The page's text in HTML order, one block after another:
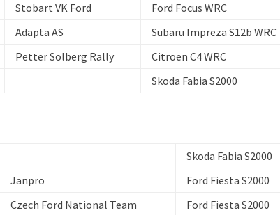
Stobart VK Ford Ford Focus WRC
Adapta AS Subaru Impreza S12b WRC
Petter Solberg Rally Citroen C4 WRC
Skoda Fabia S2000
Skoda Fabia S2000
Janpro Ford Fiesta S2000
Czech Ford National Team Ford Fiesta S2000